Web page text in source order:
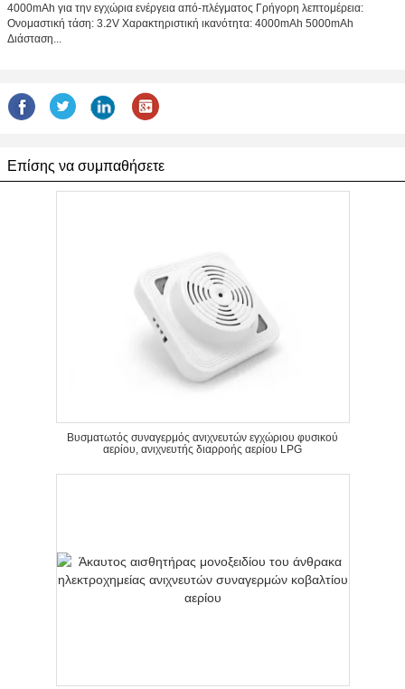
4000mAh για την εγχώρια ενέργεια από-πλέγματος Γρήγορη λεπτομέρεια:
Ονομαστική τάση: 3.2V Χαρακτηριστική ικανότητα: 4000mAh 5000mAh
Διάσταση...
Επίσης να συμπαθήσετε
Βυσματωτός συναγερμός ανιχνευτών εγχώριου φυσικού
αερίου, ανιχνευτής διαρροής αερίου LPG